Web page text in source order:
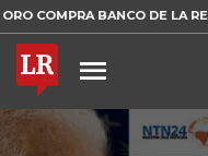
BANCO DE LA REPÚBLICA